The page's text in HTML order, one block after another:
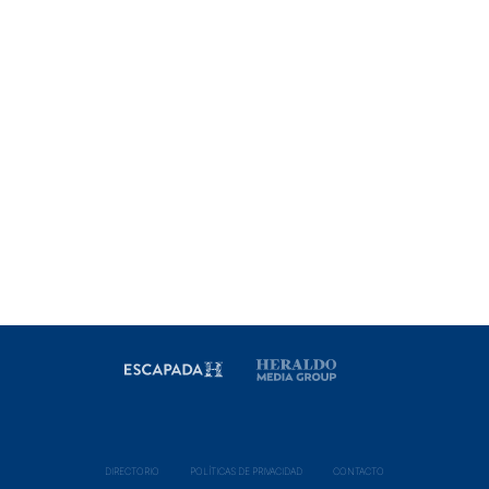
DIRECTORIO POLÍ­TICAS DE PRIVACIDAD CONTACTO